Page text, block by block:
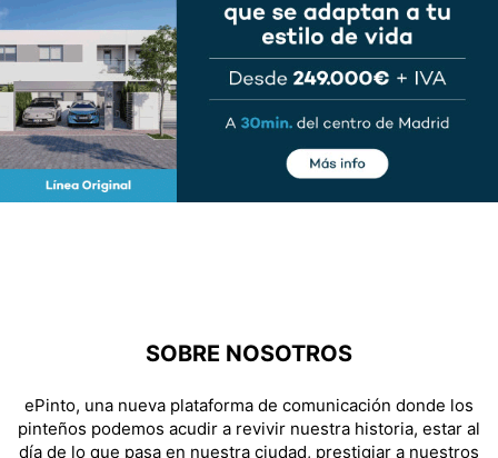
SOBRE NOSOTROS
ePinto, una nueva plataforma de comunicación donde los
pinteños podemos acudir a revivir nuestra historia, estar al
día de lo que pasa en nuestra ciudad, prestigiar a nuestros